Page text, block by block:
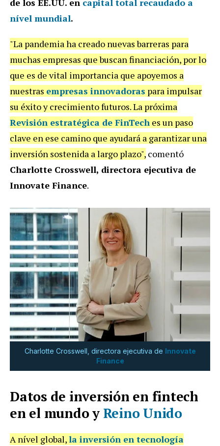
de los EE.UU. en capital total recaudado a
nível mundial.
"La pandemia ha creado nuevas barreras para
muchas empresas que buscan financiación, por lo
que es de vital importancia que apoyemos a
nuestras empresas innovadoras para impulsar
su éxito y crecimiento futuros. La próxima
Revisión estratégica de FinTech es un paso
clave en ese camino que ayudará a garantizar una
inversión sostenida a largo plazo", comentó
Charlotte Crosswell, directora ejecutiva de
Innovate Finance.
Charlotte Crosswell, directora ejecutiva de Innovate
Finance
Datos de inversión en fintech
en el mundo y Reino Unido
A nível global,la inversión en tecnología